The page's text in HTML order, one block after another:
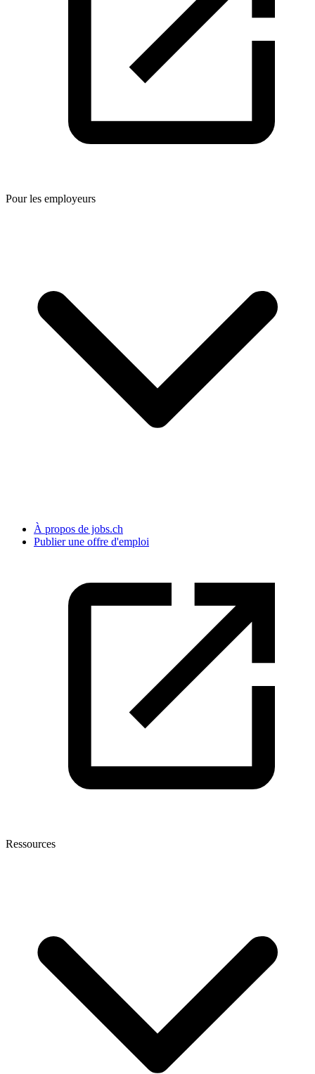
Pour les employeurs
À propos de jobs.ch
Publier une offre d'emploi
Ressources